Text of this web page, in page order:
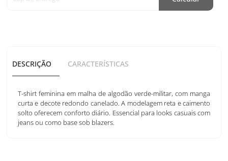
DESCRIÇÃO CARACTERÍSTICAS
T-shirt feminina em malha de algodão verde-militar, com manga
curta e decote redondo canelado. A modelagem reta e caimento
solto oferecem conforto diário. Essencial para looks casuais com
jeans ou como base sob blazers.